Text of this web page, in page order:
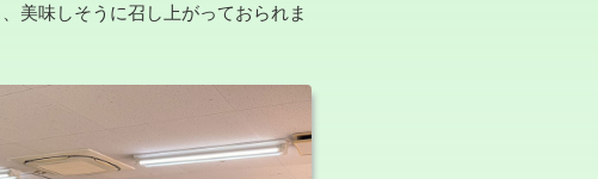
美味しそうに召し上がっておられま